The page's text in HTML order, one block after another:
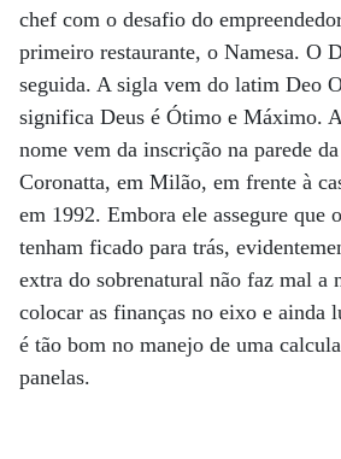
chef com o desafio do
primeiro restaurante, o Namesa. O
seguida. A sigla vem do latim Deo
significa Deus é Ótimo e Máximo.
nome vem da inscrição na parede
Coronatta, em Milão, em frente à
em 1992. Embora ele assegure que
tenham ficado para trás,
extra do sobrenatural não faz mal a
colocar as finanças no eixo e ainda
é tão bom no manejo de uma
panelas.